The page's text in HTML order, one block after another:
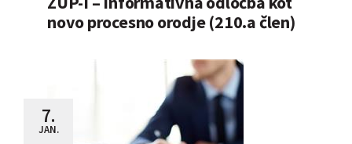
novo procesno orodje (210.a člen)
7.
JAN.